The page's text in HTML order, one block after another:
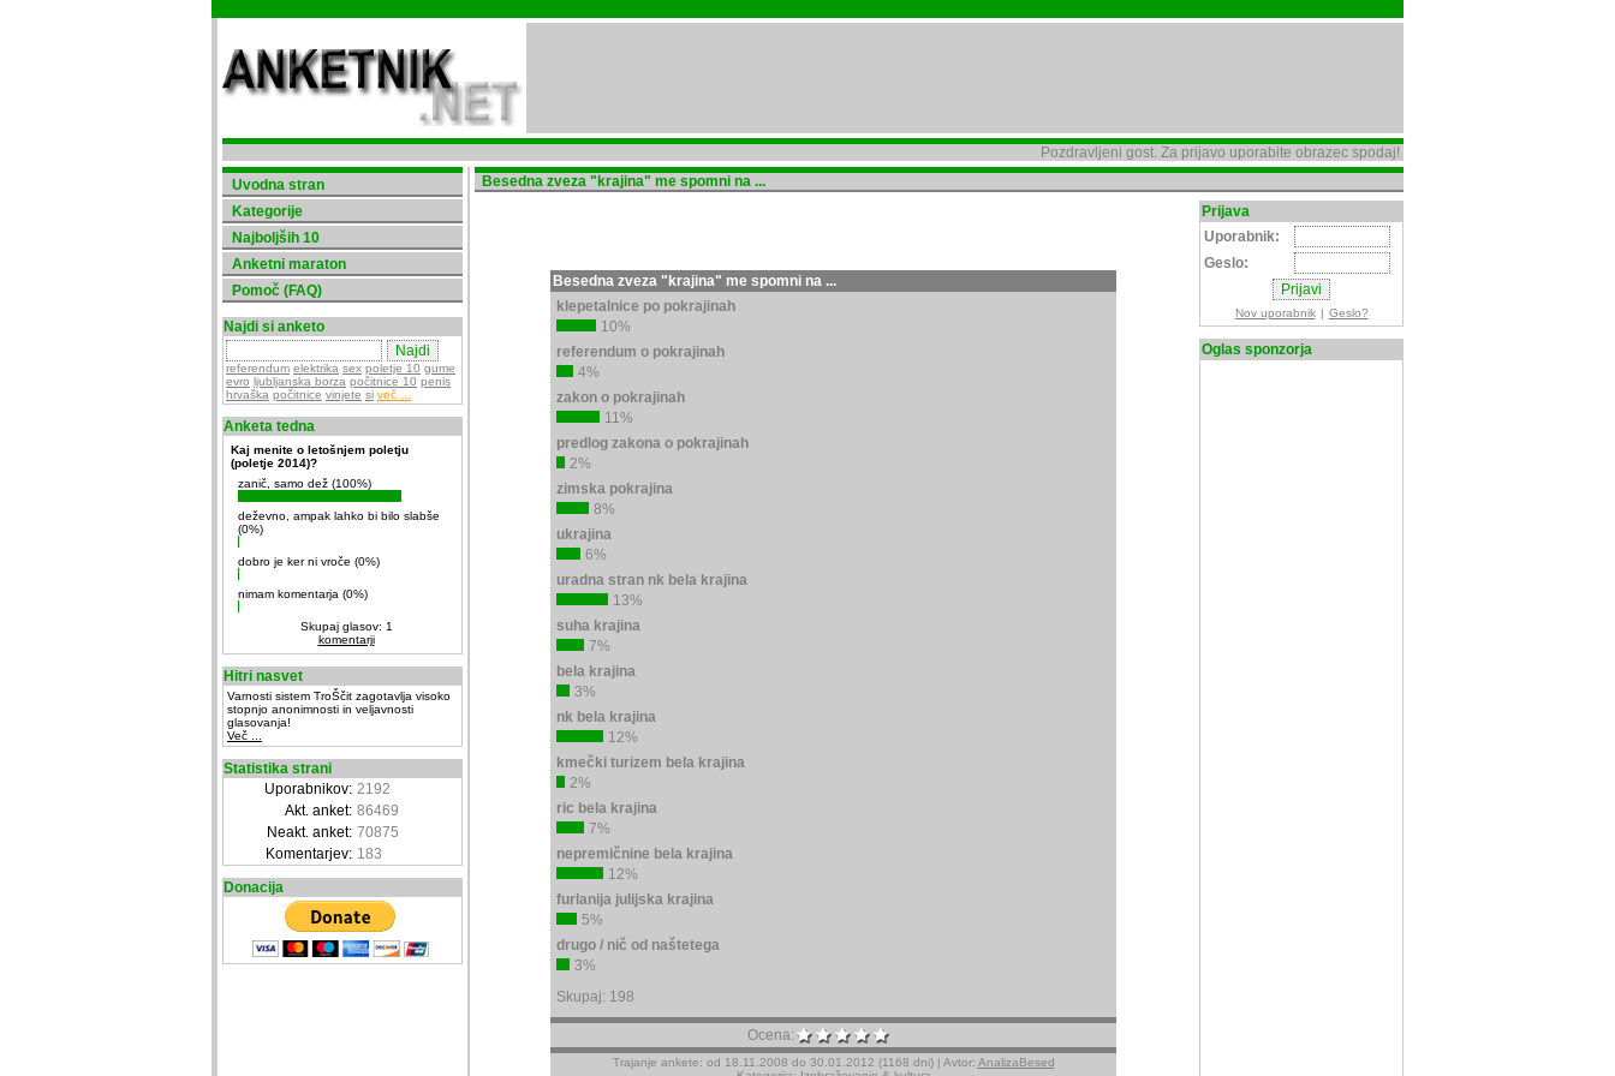
Pozdravljeni gost. Za prijavo uporabite obrazec spodaj!
Uvodna stran
Kategorije
Najboljših 10
Anketni maraton
Pomoč (FAQ)
Najdi si anketo
referendum elektrika sex poletje 10 gume
evro ljubljanska borza počitnice 10 penis
hrvaška počitnice vinjete si več ...
Anketa tedna
Kaj menite o letošnjem poletju
(poletje 2014)?
zanič, samo dež (100%)
deževno, ampak lahko bi bilo slabše
(0%)
dobro je ker ni vroče (0%)
nimam komentarja (0%)
Skupaj glasov: 1
komentarji
Hitri nasvet
Varnosti sistem TroŠčit zagotavlja visoko
stopnjo anonimnosti in veljavnosti
glasovanja!
Več ...
Statistika strani
Uporabnikov: 2192
Akt. anket: 86469
Neakt. anket: 70875
Komentarjev: 183
Donacija
Besedna zveza "krajina" me spomni na ...
Besedna zveza "krajina" me spomni na ...
klepetalnice po pokrajinah
10%
referendum o pokrajinah
4%
zakon o pokrajinah
11%
predlog zakona o pokrajinah
2%
zimska pokrajina
8%
ukrajina
6%
uradna stran nk bela krajina
13%
suha krajina
7%
bela krajina
3%
nk bela krajina
12%
kmečki turizem bela krajina
2%
ric bela krajina
7%
nepremičnine bela krajina
12%
furlanija julijska krajina
5%
drugo / nič od naštetega
3%
Skupaj: 198
Ocena:
Trajanje ankete: od 18.11.2008 do 30.01.2012 (1168 dni) | Avtor: AnalizaBesed
Prijava
Uporabnik:
Geslo:
Nov uporabnik | Geslo?
Oglas sponzorja